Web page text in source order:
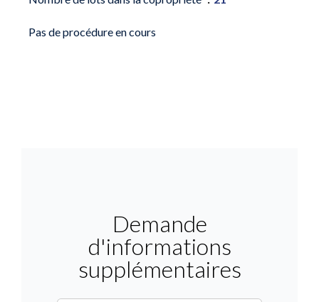
Pas de procédure en cours
Demande
d'informations
supplémentaires